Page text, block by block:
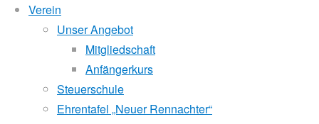
Verein
Unser Angebot
Mitgliedschaft
Anfängerkurs
Steuerschule
Ehrentafel „Neuer Rennachter“
Schlumpfinen
mit
Wasserstand Donau
Liegt der Wasserstand in Korneuburg (KORN)
beim Donauhort nicht gerudert.
Pegelstände (DoRIS)
Seichtstellen